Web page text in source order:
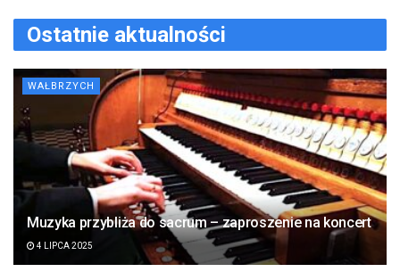
Ostatnie aktualności
WAŁBRZYCH
Muzyka przybliża do sacrum – zaproszenie na koncert
4 LIPCA 2025